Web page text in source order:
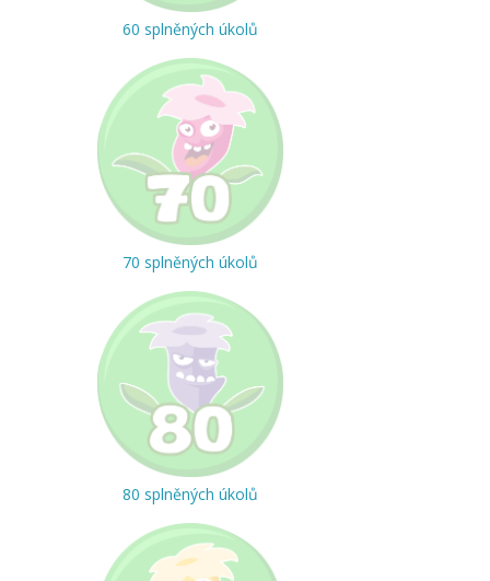
60 splněných úkolů
70 splněných úkolů
80 splněných úkolů